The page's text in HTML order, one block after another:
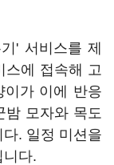
' 서비스를 제
스에 접속해 고
이가 이에 반응
밤 모자와 목도
. 일정 미션을
니다.